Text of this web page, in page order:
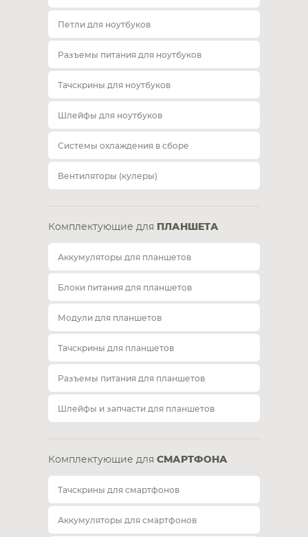
Петли для ноутбуков
Разъемы питания для ноутбуков
Тачскрины для ноутбуков
Шлейфы для ноутбуков
Системы охлаждения в сборе
Вентиляторы (кулеры)
Комплектующие для ПЛАНШЕТА
Аккумуляторы для планшетов
Блоки питания для планшетов
Модули для планшетов
Тачскрины для планшетов
Разъемы питания для планшетов
Шлейфы и запчасти для планшетов
Комплектующие для СМАРТФОНА
Тачскрины для смартфонов
Аккумуляторы для смартфонов